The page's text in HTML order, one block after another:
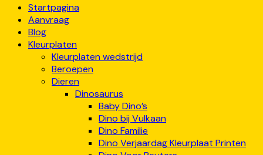
Startpagina
Aanvraag
Blog
Kleurplaten
Kleurplaten wedstrijd
Beroepen
Dieren
Dinosaurus
Baby Dino’s
Dino bij Vulkaan
Dino Familie
Dino Verjaardag Kleurplaat Printen